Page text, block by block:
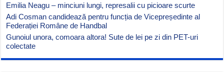
Emilia Neagu – minciuni lungi, represalii cu picioare scurte
Adi Cosman candidează pentru funcția de Vicepreședinte al
Federației Române de Handbal
Gunoiul unora, comoara altora! Sute de lei pe zi din PET-uri
colectate